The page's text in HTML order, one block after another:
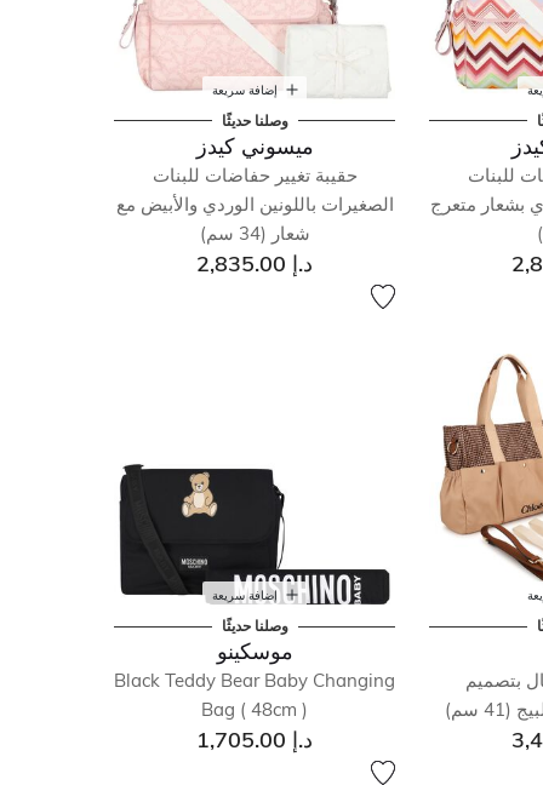
للبنات
بشعار متعرج
إضافة سريعة
وصلنا حديثًا
ميسوني كيدز
حقيبة تغيير حفاضات للبنات
الصغيرات باللونين الوردي والأبيض مع
شعار (34 سم)
د.إ 2,835.00
بتصميم
سم)
إضافة سريعة
وصلنا حديثًا
موسكينو
Black Teddy Bear Baby Changing
Bag ( 48cm )
د.إ 1,705.00